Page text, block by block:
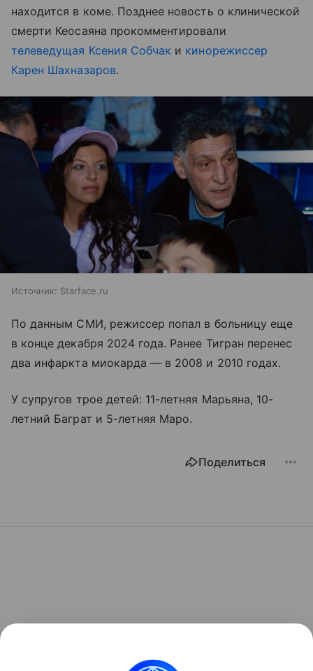
находится в коме. Позднее новость о клинической
смерти Кеосаяна прокомментировали
телеведущая Ксения Собчак и кинорежиссер
Карен Шахназаров.
Источник: Starface.ru
По данным СМИ, режиссер попал в больницу еще
в конце декабря 2024 года. Ранее Тигран перенес
два инфаркта миокарда — в 2008 и 2010 годах.
У супругов трое детей: 11-летняя Марьяна, 10-
летний Баграт и 5-летняя Маро.
Поделиться